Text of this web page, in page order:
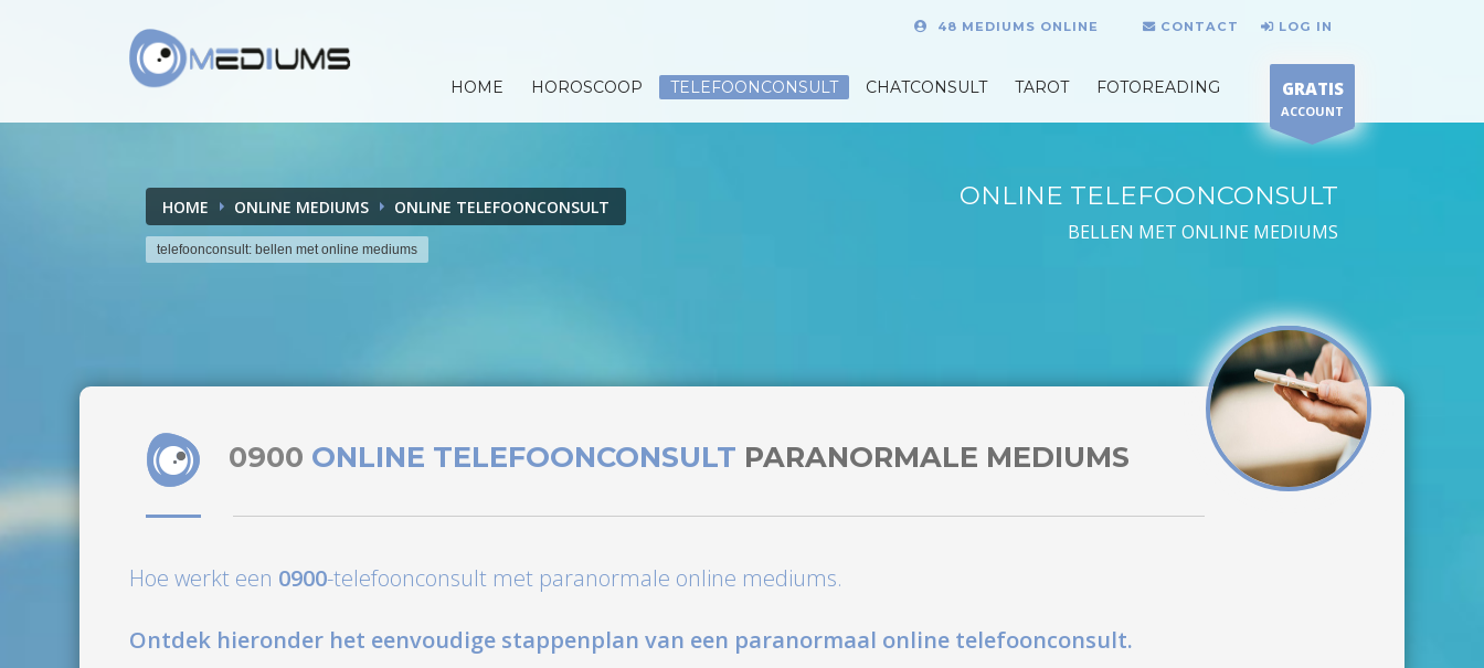
48 MEDIUMS ONLINE CONTACT LOG IN
HOME HOROSCOOP TELEFOONCONSULT CHATCONSULT TAROT FOTOREADING GRATIS
ACCOUNT
HOME ONLINE MEDIUMS ONLINE TELEFOONCONSULT
telefoonconsult: bellen met online mediums
ONLINE TELEFOONCONSULT
BELLEN MET ONLINE MEDIUMS
0900 ONLINE TELEFOONCONSULT PARANORMALE MEDIUMS
Hoe werkt een 0900-telefoonconsult met paranormale online mediums.
Ontdek hieronder het eenvoudige stappenplan van een paranormaal online telefoonconsult.